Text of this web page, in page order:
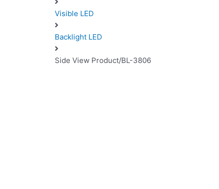
Visible LED
Backlight LED
Side View Product/BL-3806